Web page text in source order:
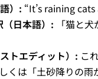
）: “It’s raining
（日本語）: 「猫と
トエディット）: こ
くは「土砂降りの雨